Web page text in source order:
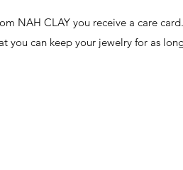
NAH CLAY you receive a care card.
you can keep your jewelry for as